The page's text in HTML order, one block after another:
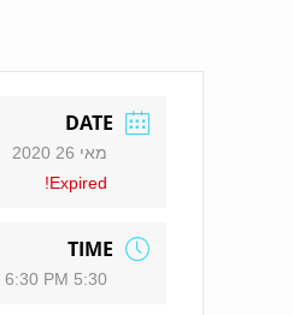
DATE
מאי 26 2020
Expired!
TIME
5:30 PM - 6:30 PM